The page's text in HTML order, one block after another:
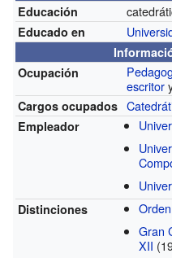
Educación
Educado en
Ocupación
escritor
Cargos ocupados
Empleador
Distinciones
Gran
XII